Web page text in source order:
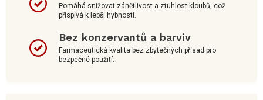
Pomáhá snižovat zánětlivost a ztuhlost kloubů, což
přispívá k lepší hybnosti.
Bez konzervantů a barviv
Farmaceutická kvalita bez zbytečných přísad pro
bezpečné použití.